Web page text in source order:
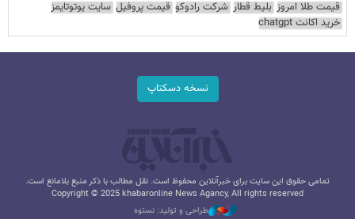
قیمت طلا امروز بلیط قطار شرکت رادوکو قیمت پروفیل سایت یوتوتایمز
خرید اکانت chatgpt
نسخه دسکتاپ
تمامی حقوق این سایت برای خبرآنلاین محفوظ است. نقل مطالب با ذکر منبع بلامانع است.
Copyright © 2025 khabaronline News Agancy, All rights reserved
طراحی و تولید: نستوه